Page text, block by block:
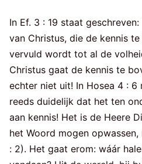
In Ef. 3 : 19 staat
van Christus, die de kennis
vervuld wordt tot al de
Christus gaat de kennis te
echter niet uit! In Hosea 4 : 6
reeds duidelijk dat het ten
aan kennis! Het is de Heere
het Woord mogen
: 2). Het gaat erom: wáár